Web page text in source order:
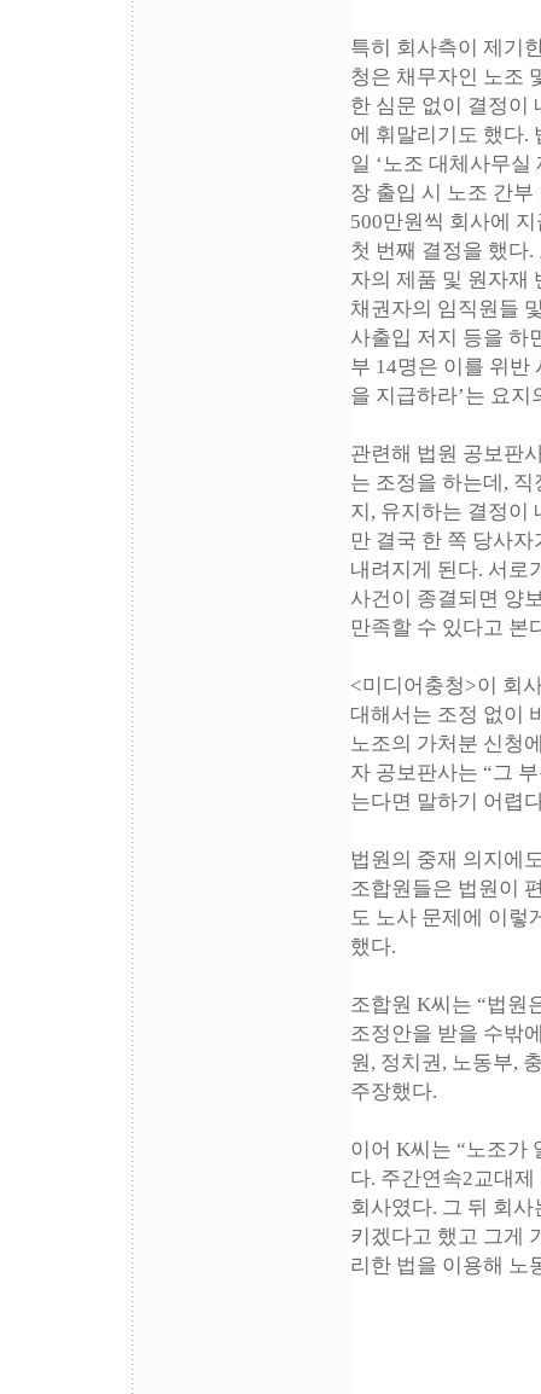
특히 회사측이 제기
청은 채무자인 노조
한 심문 없이 결정이
에 휘말리기도 했다.
일 ‘노조 대체사무
장 출입 시 노조 간
500만원씩 회사에
첫 번째 결정을 했다.
자의 제품 및 원자재
채권자의 임직원들
사출입 저지 등을 하
부 14명은 이를 위반
을 지급하라’는 요지
관련해 법원 공보판
는 조정을 하는데,
지, 유지하는 결정이
만 결국 한 쪽 당사
내려지게 된다. 서로
사건이 종결되면 양
만족할 수 있다고 본
<미디어충청>이 회
대해서는 조정 없이
노조의 가처분 신청
자 공보판사는 “그
는다면 말하기 어렵
법원의 중재 의지에
조합원들은 법원이
도 노사 문제에 이렇
했다.
조합원 K씨는 “법원
조정안을 받을 수밖
원, 정치권, 노동부,
주장했다.
이어 K씨는 “노조가
다. 주간연속2교대
회사였다. 그 뒤 회
키겠다고 했고 그게
리한 법을 이용해 노